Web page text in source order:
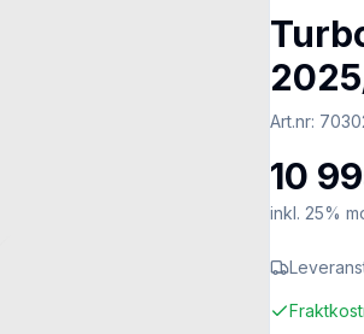
Art.nr:
10
inkl. 25%